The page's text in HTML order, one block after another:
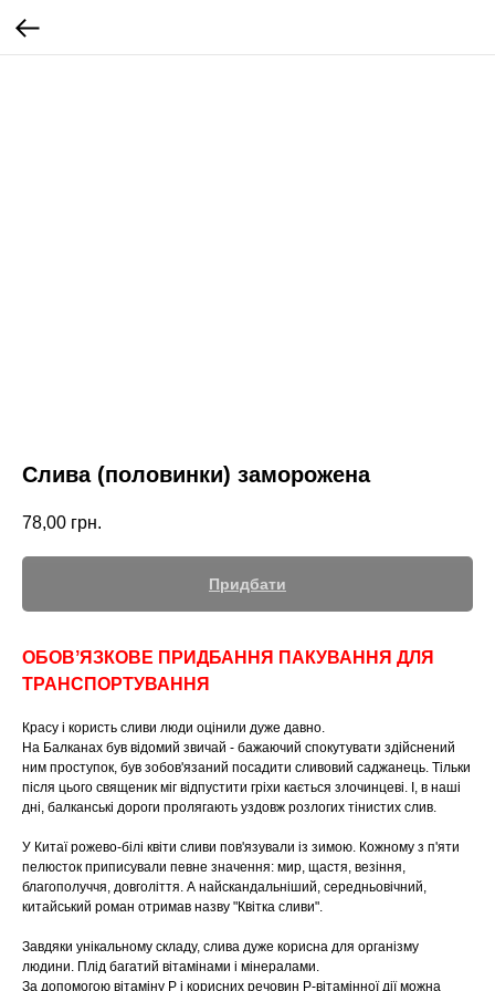
Слива (половинки) заморожена
78,00 грн.
Придбати
ОБОВʼЯЗКОВЕ ПРИДБАННЯ ПАКУВАННЯ ДЛЯ
ТРАНСПОРТУВАННЯ
Красу і користь сливи люди оцінили дуже давно.
На Балканах був відомий звичай - бажаючий спокутувати здійснений
ним проступок, був зобов'язаний посадити сливовий саджанець. Тільки
після цього священик міг відпустити гріхи кається злочинцеві. І, в наші
дні, балканські дороги пролягають уздовж розлогих тінистих слив.
У Китаї рожево-білі квіти сливи пов'язували із зимою. Кожному з п'яти
пелюсток приписували певне значення: мир, щастя, везіння,
благополуччя, довголіття. А найскандальніший, середньовічний,
китайський роман отримав назву "Квітка сливи".
Завдяки унікальному складу, слива дуже корисна для організму
людини. Плід багатий вітамінами і мінералами.
За допомогою вітаміну Р і корисних речовин Р-вітамінної дії можна